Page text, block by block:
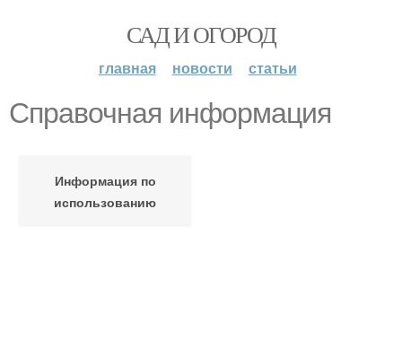
САД И ОГОРОД
главная новости статьи
Справочная информация
Информация по
использованию